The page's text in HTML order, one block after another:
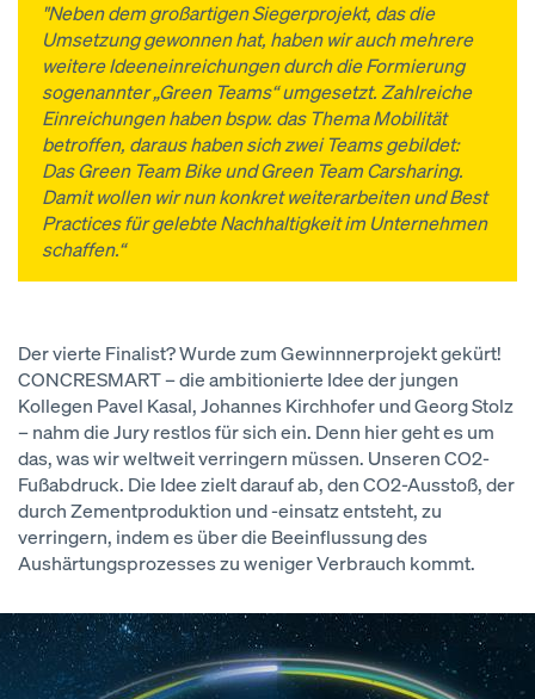
"Neben dem großartigen Siegerprojekt, das die
Umsetzung gewonnen hat, haben wir auch mehrere
weitere Ideeneinreichungen durch die Formierung
sogenannter „Green Teams“ umgesetzt. Zahlreiche
Einreichungen haben bspw. das Thema Mobilität
betroffen, daraus haben sich zwei Teams gebildet:
Das Green Team Bike und Green Team Carsharing.
Damit wollen wir nun konkret weiterarbeiten und Best
Practices für gelebte Nachhaltigkeit im Unternehmen
schaffen.“
Der vierte Finalist? Wurde zum Gewinnnerprojekt gekürt!
CONCRESMART – die ambitionierte Idee der jungen
Kollegen Pavel Kasal, Johannes Kirchhofer und Georg Stolz
– nahm die Jury restlos für sich ein. Denn hier geht es um
das, was wir weltweit verringern müssen. Unseren CO2-
Fußabdruck. Die Idee zielt darauf ab, den CO2-Ausstoß, der
durch Zementproduktion und -einsatz entsteht, zu
verringern, indem es über die Beeinflussung des
Aushärtungsprozesses zu weniger Verbrauch kommt.